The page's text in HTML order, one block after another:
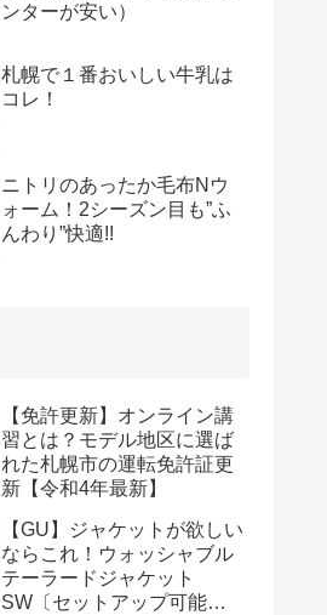
ンターが安い）
札幌で１番おいしい牛乳は
コレ！
ニトリのあったか毛布Nウ
ォーム！2シーズン目も”ふ
んわり”快適!!
【免許更新】オンライン講
習とは？モデル地区に選ば
れた札幌市の運転免許証更
新【令和4年最新】
【GU】ジャケットが欲しい
ならこれ！ウォッシャブル
テーラードジャケット
SW〔セットアップ可能〕